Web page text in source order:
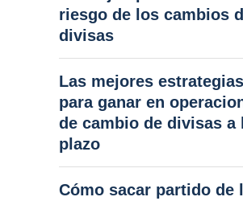
riesgo de los cambios
divisas
Las mejores estrategias
para ganar en
de cambio de divisas a
plazo
Cómo sacar partido de